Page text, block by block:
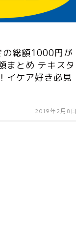
総額1000円が
まとめ テキスタ
イケア好き必見
2019年2月8日